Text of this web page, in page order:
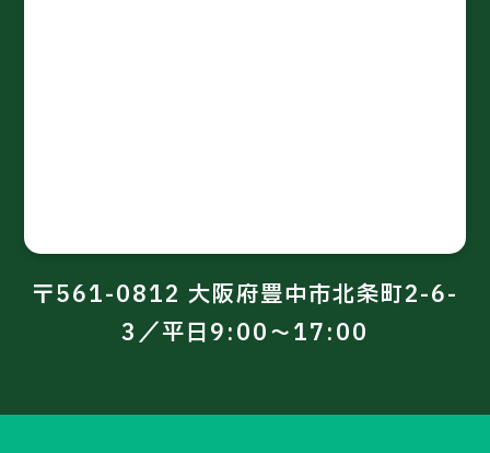
〒561-0812 大阪府豊中市北条町2-6-
3／平日9:00～17:00